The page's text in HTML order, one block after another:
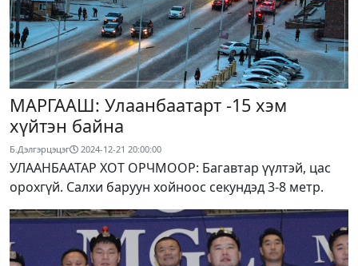
МАРГААШ: Улаанбаатарт -15 хэм
хүйтэн байна
Б.Дэлгэрцэцэг 2024-12-21 20:00:00
УЛААНБААТАР ХОТ ОРЧМООР: Багавтар үүлтэй, цас
орохгүй. Салхи баруун хойноос секундэд 3-8 метр.